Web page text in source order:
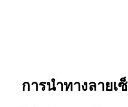
การนำทางลาย